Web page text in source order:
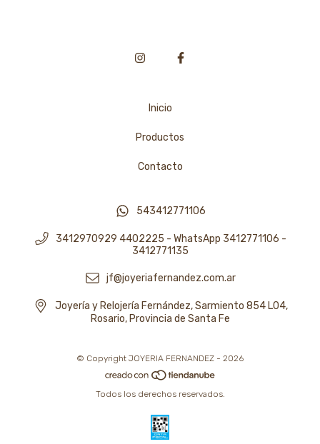
Inicio
Productos
Contacto
543412771106
3412970929 4402225 - WhatsApp 3412771106 -
3412771135
jf@joyeriafernandez.com.ar
Joyería y Relojería Fernández, Sarmiento 854 L04,
Rosario, Provincia de Santa Fe
© Copyright JOYERIA FERNANDEZ - 2026
Todos los derechos reservados.